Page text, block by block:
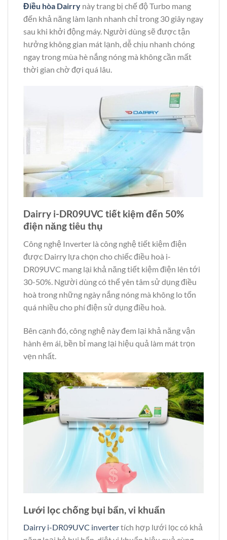
Điều hòa Dairry này trang bị chế độ Turbo mang
đến khả năng làm lạnh nhanh chỉ trong 30 giây ngay
sau khi khởi động máy. Người dùng sẽ được tận
hưởng không gian mát lạnh, dễ chịu nhanh chóng
ngay trong mùa hè nắng nóng mà không cần mất
thời gian chờ đợi quá lâu.
Dairry i-DR09UVC tiết kiệm đến 50%
điện năng tiêu thụ
Công nghệ Inverter là công nghệ tiết kiệm điện
được Dairry lựa chọn cho chiếc điều hoà i-
DR09UVC mang lại khả năng tiết kiệm điện lên tới
30-50%. Người dùng có thể yên tâm sử dụng điều
hoà trong những ngày nắng nóng mà không lo tốn
quá nhiều cho phí điện sử dụng điều hoà.
Bên cạnh đó, công nghệ này đem lại khả năng vận
hành êm ái, bền bỉ mang lại hiệu quả làm mát trọn
vẹn nhất.
Lưới lọc chống bụi bẩn, vi khuẩn
Dairry i-DR09UVC invertertích hợp lưới lọc có khả